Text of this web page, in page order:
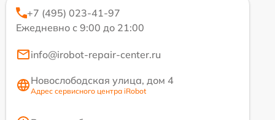
+7 (495) 023-41-97
Ежедневно с 9:00 до 21:00
info@irobot-repair-center.ru
Новослободская улица, дом 4
Адрес сервисного центра iRobot